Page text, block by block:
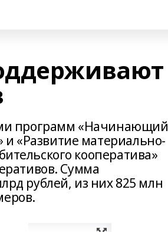
программ «Начинающий
«Развитие материально-
кооператива»
Сумма
рублей, из них 825 млн